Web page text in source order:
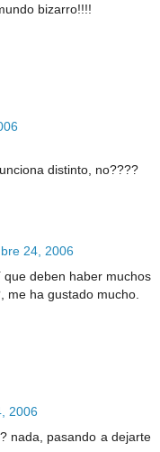
bizarro!!!!
distinto, no????
24, 2006
deben haber muchos
me ha gustado mucho.
2006
nada, pasando a dejarte